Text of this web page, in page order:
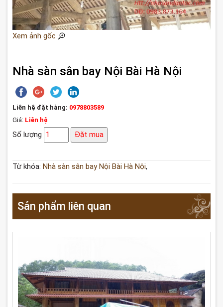
Xem ảnh gốc
Nhà sàn sân bay Nội Bài Hà Nội
Liên hệ đặt hàng: 0978803589
Giá: Liên hệ
Số lượng Đặt mua
Từ khóa: Nhà sàn sân bay Nội Bài Hà Nội,
Sản phẩm liên quan